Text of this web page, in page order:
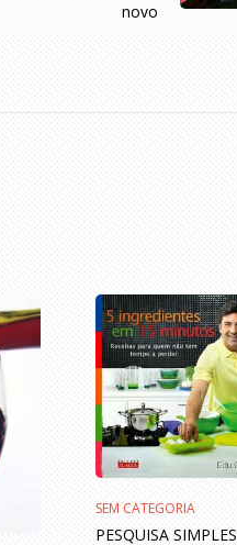
novo
SEM CATEGORIA
PESQUISA SIMPLES